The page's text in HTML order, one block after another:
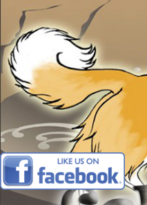
Vai ai contenuti